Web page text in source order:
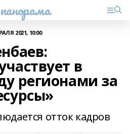
2021, 10:00
в
регионами за
отток кадров